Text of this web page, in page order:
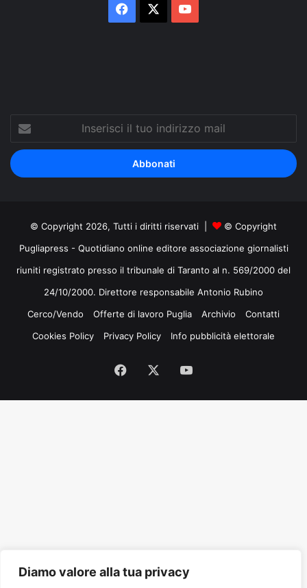
Diamo valore alla tua privacy
Facebook
tuo
indirizzo
mail
© Copyright 2026, Tutti i diritti riservati |
© Copyright
Pugliapress - Quotidiano online editore associazione giornalisti
riuniti registrato presso il tribunale di Taranto al n. 569/2000 del
24/10/2000. Direttore responsabile Antonio Rubino
Cerco/Vendo
Offerte di lavoro Puglia Archivio
Contatti
Cookies Policy
Privacy Policy Info pubblicità elettorale
Facebook
Tube